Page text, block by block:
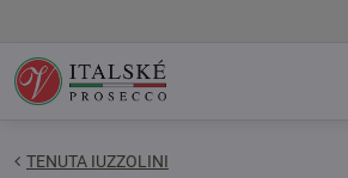
TENUTA IUZZOLINI